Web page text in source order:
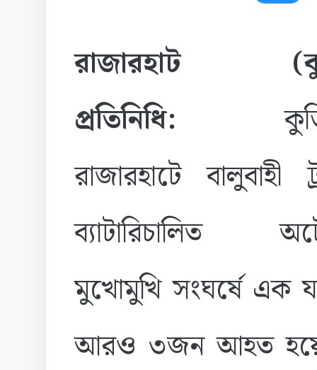
রাজারহাট
প্রতিনিধি:
রাজারহাটে
ব্যাটারিচালিত
মুখোমুখি সংঘর্ষে এক
আরও ৩জন আহত